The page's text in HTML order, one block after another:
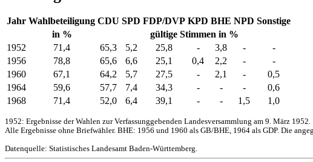
Jahr Wahlbeteiligung CDU SPD FDP/DVP KPD BHE NPD Sonstige
in %
gültige Stimmen in %
1952
71,4 65,3 5,2 25,8 - 3,8 -
-
1956
78,8 65,6 6,6 25,1 0,4 2,2 -
-
1960
67,1 64,2 5,7 27,5 - 2,1 -
0,5
1964
59,6 57,7 7,4 34,3 - - -
0,6
1968
71,4 52,0 6,4 39,1 - - 1,5 1,0
1952: Ergebnisse der Wahlen zur Verfassunggebenden Landesversammlung am 9. März 1952.
Alle Ergebnisse ohne Briefwähler. BHE: 1956 und 1960 als GB/BHE, 1964 als GDP. Die
Datenquelle: Statistisches Landesamt Baden-Württemberg.